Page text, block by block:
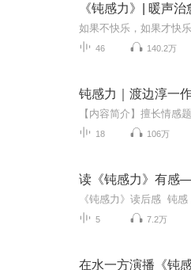
《钝感力》| 暖声治
如果不快乐，如果才快
46 140.2万
钝感力｜渡边淳一
18 106万
读《钝感力》有感
5 7.2万
在水一方演播《钝感